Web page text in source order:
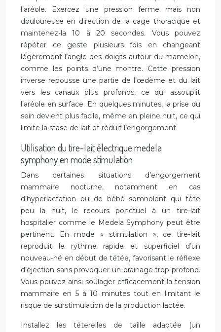
l’aréole. Exercez une pression ferme mais non
douloureuse en direction de la cage thoracique et
maintenez-la 10 à 20 secondes. Vous pouvez
répéter ce geste plusieurs fois en changeant
légèrement l’angle des doigts autour du mamelon,
comme les points d’une montre. Cette pression
inverse repousse une partie de l’œdème et du lait
vers les canaux plus profonds, ce qui assouplit
l’aréole en surface. En quelques minutes, la prise du
sein devient plus facile, même en pleine nuit, ce qui
limite la stase de lait et réduit l’engorgement.
Utilisation du tire-lait électrique medela
symphony en mode stimulation
Dans certaines situations d’engorgement
mammaire nocturne, notamment en cas
d’hyperlactation ou de bébé somnolent qui tète
peu la nuit, le recours ponctuel à un tire-lait
hospitalier comme le Medela Symphony peut être
pertinent. En mode « stimulation », ce tire-lait
reproduit le rythme rapide et superficiel d’un
nouveau-né en début de tétée, favorisant le réflexe
d’éjection sans provoquer un drainage trop profond.
Vous pouvez ainsi soulager efficacement la tension
mammaire en 5 à 10 minutes tout en limitant le
risque de surstimulation de la production lactée.
Installez les téterelles de taille adaptée (un